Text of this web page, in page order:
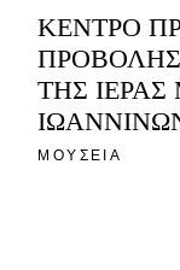
ΚΕΝΤΡΟ
ΠΡΟΒΟΛΗΣ
ΤΗΣ
ΜΟΥΣΕΙΑ